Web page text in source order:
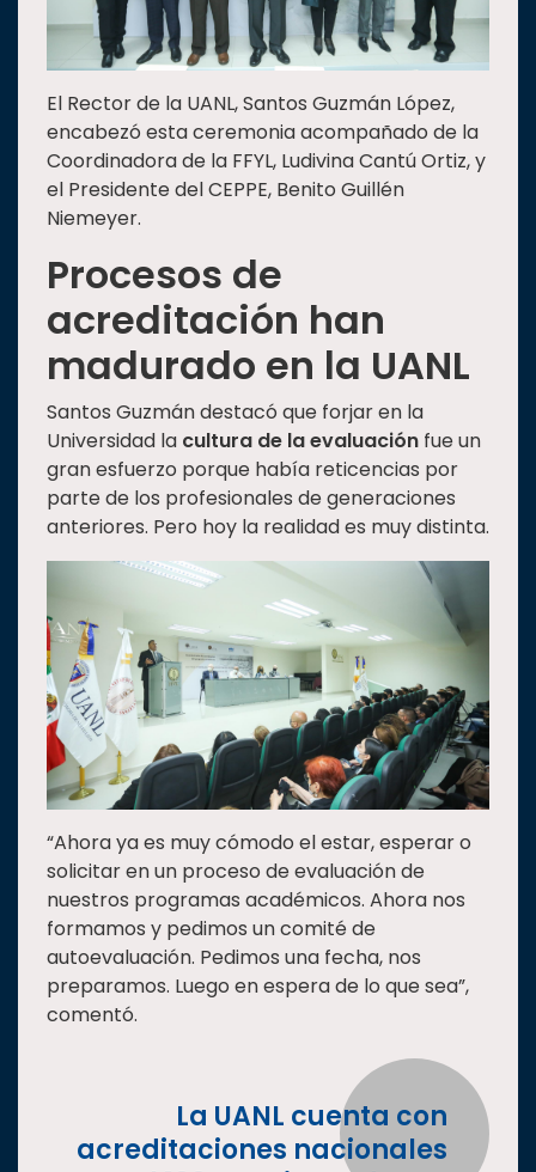
El Rector de la UANL, Santos Guzmán López,
encabezó esta ceremonia acompañado de la
Coordinadora de la FFYL, Ludivina Cantú Ortiz, y
el Presidente del CEPPE, Benito Guillén
Niemeyer.
Procesos de
acreditación han
madurado en la UANL
Santos Guzmán destacó que forjar en la
Universidad la cultura de la evaluación fue un
gran esfuerzo porque había reticencias por
parte de los profesionales de generaciones
anteriores. Pero hoy la realidad es muy distinta.
“Ahora ya es muy cómodo el estar, esperar o
solicitar en un proceso de evaluación de
nuestros programas académicos. Ahora nos
formamos y pedimos un comité de
autoevaluación. Pedimos una fecha, nos
preparamos. Luego en espera de lo que sea”,
comentó.
La UANL cuenta con
acreditaciones nacionales